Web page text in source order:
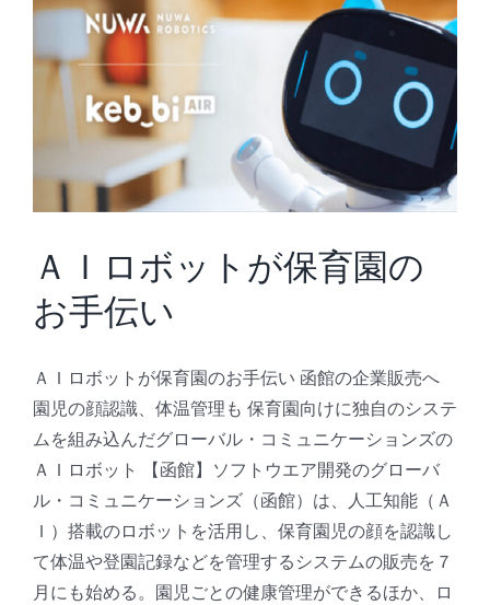
式
る、
コ
ュ
シ
ョ
ン
ロ
ボ
ッ
の
Kebbi
Air
ＡＩロボットが保育園の
お手伝い
ＡＩロボットが保育園のお手伝い 函館の企業販売へ
園児の顔認識、体温管理も 保育園向けに独自のシステ
ムを組み込んだグローバル・コミュニケーションズの
ＡＩロボット 【函館】ソフトウエア開発のグローバ
ル・コミュニケーションズ（函館）は、人工知能（Ａ
Ｉ）搭載のロボットを活用し、保育園児の顔を認識し
て体温や登園記録などを管理するシステムの販売を７
月にも始める。園児ごとの健康管理ができるほか、ロ